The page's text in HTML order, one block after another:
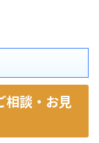
相談・お見